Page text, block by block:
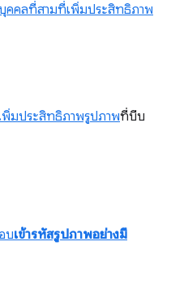
คคลที่สามที่เพิ่มประสิทธิภาพ
มประสิทธิภาพรูปภาพที่บีบ
บเข้ารหัสรูปภาพอย่างมี